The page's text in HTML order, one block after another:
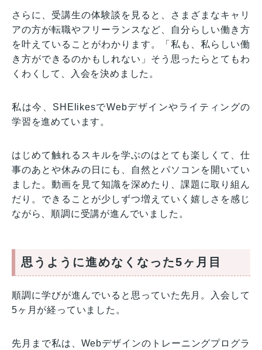
さらに、受講生の体験談を見ると、さまざまなキャリ
アの方が転職やフリーランスなど、自分らしい働き方
を叶えていることがわかります。「私も、私らしい働
き方ができるのかもしれない」そう思ったらとてもわ
くわくして、入会を決めました。
私は今、SHElikesでWebデザインやライティングの
学習を進めています。
はじめて触れるスキルを学ぶのはとても楽しくて、仕
事のあとや休みの日にも、自然とパソコンを開いてい
ました。動画を見て知識を深めたり、課題に取り組ん
だり。できることが少しずつ増えていく嬉しさを感じ
ながら、順調に受講が進んでいました。
思うように進めなくなった5ヶ月目
順調に学びが進んでいると思っていた先月。入会して
5ヶ月が経っていました。
先月まで私は、Webデザインのトレーニングプログラ